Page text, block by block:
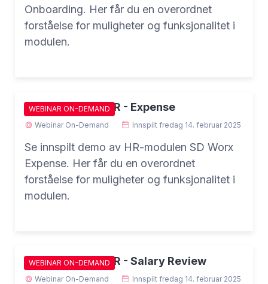
Onboarding. Her får du en overordnet
forståelse for muligheter og funksjonalitet i
modulen.
WEBINAR ON-DEMAND
Demo SD Worx HR - Expense
Webinar On-Demand Innspilt fredag 14. februar 2025
Se innspilt demo av HR-modulen SD Worx
Expense. Her får du en overordnet
forståelse for muligheter og funksjonalitet i
modulen.
WEBINAR ON-DEMAND
Demo SD Worx HR - Salary Review
Webinar On-Demand Innspilt fredag 14. februar 2025